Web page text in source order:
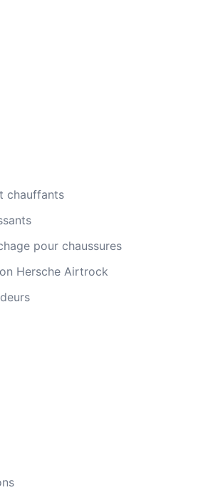
chauffants
pour chaussures
Hersche Airtrock